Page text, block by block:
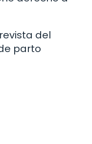
del
parto